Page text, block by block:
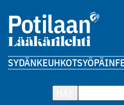
SYDÄNKEUHKOTSYÖPÄ